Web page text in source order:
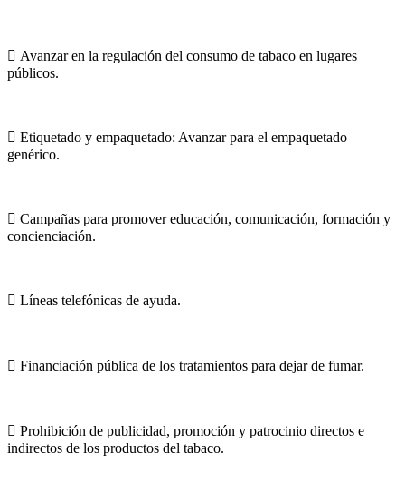
 Avanzar en la regulación del consumo de tabaco en lugares
públicos.
 Etiquetado y empaquetado: Avanzar para el empaquetado
genérico.
 Campañas para promover educación, comunicación, formación y
concienciación.
 Líneas telefónicas de ayuda.
 Financiación pública de los tratamientos para dejar de fumar.
 Prohibición de publicidad, promoción y patrocinio directos e
indirectos de los productos del tabaco.